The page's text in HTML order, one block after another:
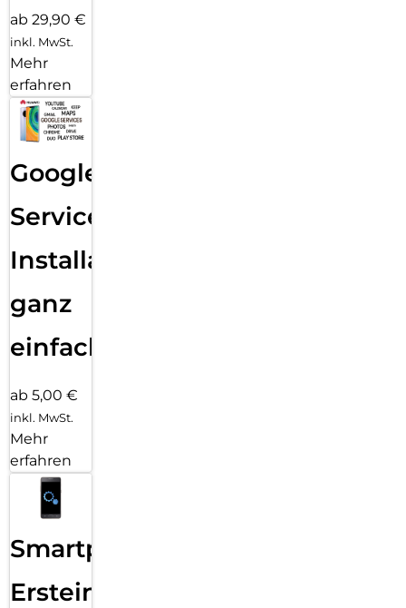
ab 29,90 €
inkl. MwSt.
Mehr
erfahren
Google
Services
Installation
ganz
einfach
ab 5,00 €
inkl. MwSt.
Mehr
erfahren
Smartphone
Ersteinrichtung